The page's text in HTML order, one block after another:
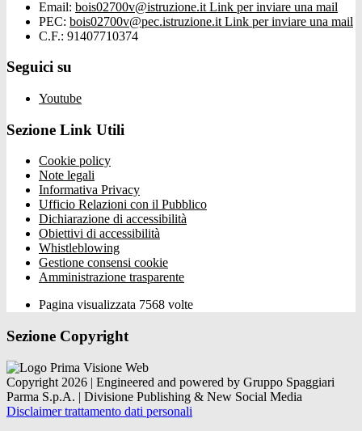
Email: bois02700v@istruzione.it Link per inviare una mail
PEC: bois02700v@pec.istruzione.it Link per inviare una mail
C.F.: 91407710374
Seguici su
Youtube
Sezione Link Utili
Cookie policy
Note legali
Informativa Privacy
Ufficio Relazioni con il Pubblico
Dichiarazione di accessibilità
Obiettivi di accessibilità
Whistleblowing
Gestione consensi cookie
Amministrazione trasparente
Pagina visualizzata 7568 volte
Sezione Copyright
Copyright 2026 | Engineered and powered by Gruppo Spaggiari
Parma S.p.A. | Divisione Publishing & New Social Media
Disclaimer trattamento dati personali